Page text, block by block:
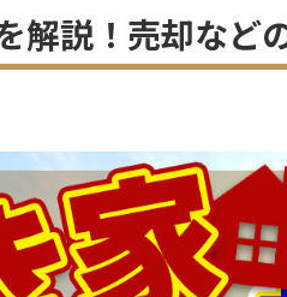
解説！売却など